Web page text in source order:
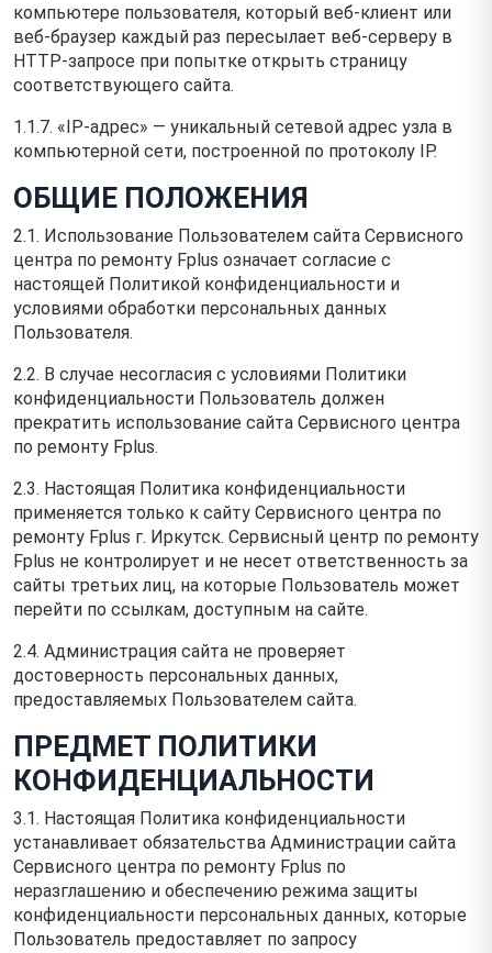
компьютере пользователя, который веб-клиент или
веб-браузер каждый раз пересылает веб-серверу в
HTTP-запросе при попытке открыть страницу
соответствующего сайта.
1.1.7. «IP-адрес» — уникальный сетевой адрес узла в
компьютерной сети, построенной по протоколу IP.
ОБЩИЕ ПОЛОЖЕНИЯ
2.1. Использование Пользователем сайта Сервисного
центра по ремонту Fplus означает согласие с
настоящей Политикой конфиденциальности и
условиями обработки персональных данных
Пользователя.
2.2. В случае несогласия с условиями Политики
конфиденциальности Пользователь должен
прекратить использование сайта Сервисного центра
по ремонту Fplus.
2.3. Настоящая Политика конфиденциальности
применяется только к сайту Сервисного центра по
ремонту Fplus г. Иркутск. Сервисный центр по ремонту
Fplus не контролирует и не несет ответственность за
сайты третьих лиц, на которые Пользователь может
перейти по ссылкам, доступным на сайте.
2.4. Администрация сайта не проверяет
достоверность персональных данных,
предоставляемых Пользователем сайта.
ПРЕДМЕТ ПОЛИТИКИ
КОНФИДЕНЦИАЛЬНОСТИ
3.1. Настоящая Политика конфиденциальности
устанавливает обязательства Администрации сайта
Сервисного центра по ремонту Fplus по
неразглашению и обеспечению режима защиты
конфиденциальности персональных данных, которые
Пользователь предоставляет по запросу